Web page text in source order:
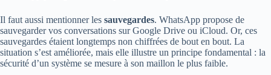
Il faut aussi mentionner les sauvegardes. WhatsApp propose de
sauvegarder vos conversations sur Google Drive ou iCloud. Or, ces
sauvegardes étaient longtemps non chiffrées de bout en bout. La
situation s’est améliorée, mais elle illustre un principe fondamental : la
sécurité d’un système se mesure à son maillon le plus faible.